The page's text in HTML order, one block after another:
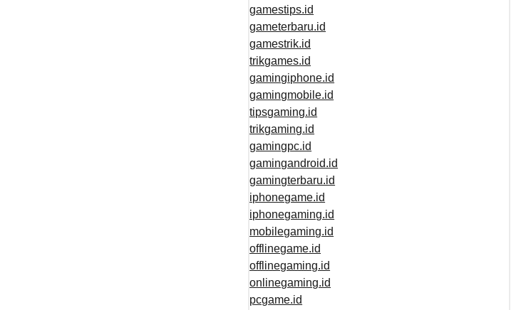
gamestips.id
gameterbaru.id
gamestrik.id
trikgames.id
gamingiphone.id
gamingmobile.id
tipsgaming.id
trikgaming.id
gamingpc.id
gamingandroid.id
gamingterbaru.id
iphonegame.id
iphonegaming.id
mobilegaming.id
offlinegame.id
offlinegaming.id
onlinegaming.id
pcgame.id